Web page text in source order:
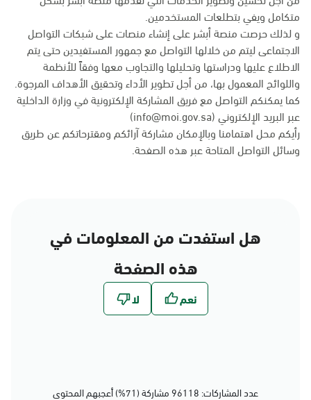
متكامل ويفي بتطلعات المستخدمين.
و لذلك حرصت منصة أبشر على إنشاء منصات على شبكات التواصل
الاجتماعى ليتم من خلالها التواصل مع جمهور المستفيدين حتى يتم
الاطلاع عليها ودراستها وتحليلها والتجاوب معها وفقاً للأنظمة
واللوائح المعمول بها، من أجل تطوير الأداء وتحقيق الأهداف المرجوة.
كما يمكنكم التواصل مع فريق المشاركة الإلكترونية في وزارة الداخلية
عبر البريد الإلكتروني (info@moi.gov.sa)
رأيكم محل اهتمامنا وبالإمكان مشاركة آرائكم ومقترحاتكم عن طريق
وسائل التواصل المتاحة عبر هذه الصفحة.
هل استفدت من المعلومات في
هذه الصفحة
عدد المشاركات: 96118 مشاركة (71%) أعجبهم المحتوى